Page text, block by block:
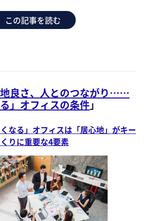
この記事を読む
良さ、人とのつながり……
」オフィスの条件」
なる」オフィスは「居心地」がキー
りに重要な4要素